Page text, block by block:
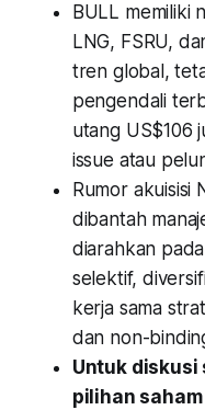
BULL memiliki
LNG, FSRU,
tren global,
pengendali
utang US$106
issue atau
Rumor akuisisi
dibantah
diarahkan
selektif,
kerja sama
dan non-
Untuk diskusi
pilihan